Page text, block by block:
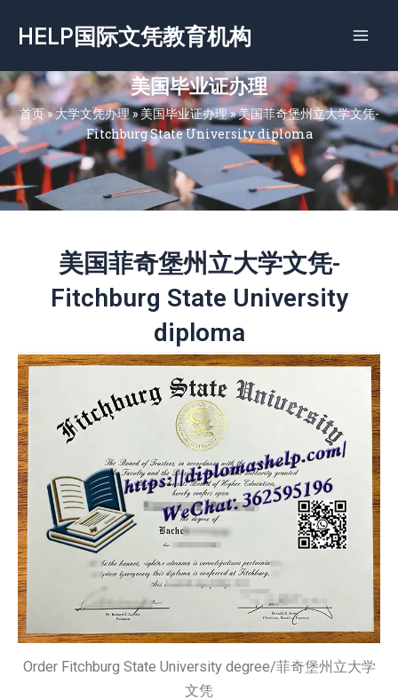
容
HELP国际文凭教育机构
美国毕业证办理
首页»大学文凭办理»美国毕业证办理»美国菲奇堡州立大学文凭-
Fitchburg State University diploma
美国菲奇堡州立大学文凭-
Fitchburg State University
diploma
Order Fitchburg State University degree/菲奇堡州立大学
文凭